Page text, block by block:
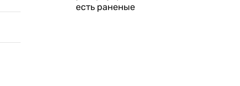
есть раненые